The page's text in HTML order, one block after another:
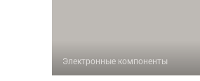
Электронные компоненты